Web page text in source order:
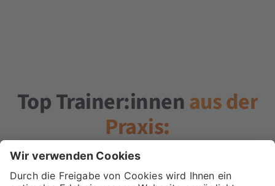
Top Trainer:innenaus der
Praxis:
Lerne von den Besten: Unsere Trainer sind
Expert:innen im Digital Marketing, anerkannt in der